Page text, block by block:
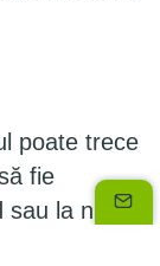
poate trece
fie
sau la nivel